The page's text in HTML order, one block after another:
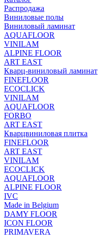
Распродажа
Виниловые полы
Виниловый ламинат
AQUAFLOOR
VINILAM
ALPINE FLOOR
ART EAST
Кварц-виниловый ламинат
FINEFLOOR
ECOCLICK
VINILAM
AQUAFLOOR
FORBO
ART EAST
Кварцвиниловая плитка
FINEFLOOR
ART EAST
VINILAM
ECOCLICK
AQUAFLOOR
ALPINE FLOOR
IVC
Made in Belgium
DAMY FLOOR
ICON FLOOR
PRIMAVERA